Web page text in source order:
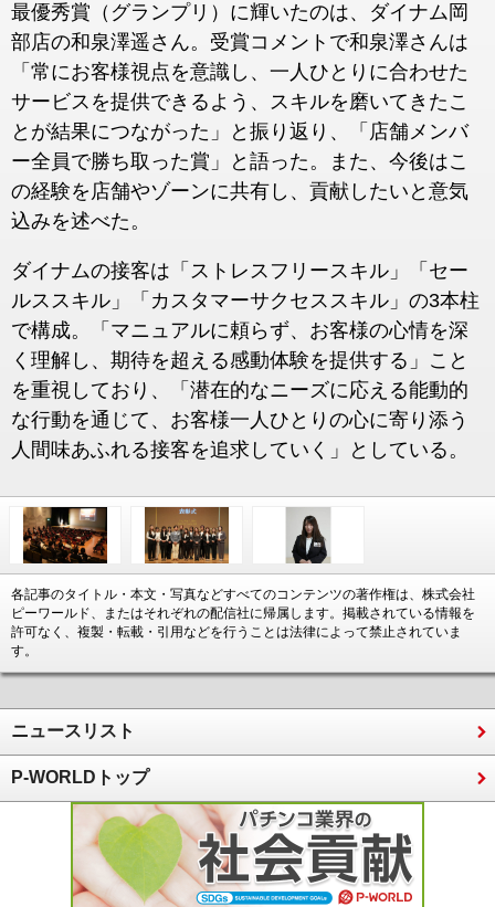
最優秀賞（グランプリ）に輝いたのは、ダイナム岡
部店の和泉澤遥さん。受賞コメントで和泉澤さんは
「常にお客様視点を意識し、一人ひとりに合わせた
サービスを提供できるよう、スキルを磨いてきたこ
とが結果につながった」と振り返り、「店舗メンバ
ー全員で勝ち取った賞」と語った。また、今後はこ
の経験を店舗やゾーンに共有し、貢献したいと意気
込みを述べた。
ダイナムの接客は「ストレスフリースキル」「セー
ルススキル」「カスタマーサクセススキル」の3本柱
で構成。「マニュアルに頼らず、お客様の心情を深
く理解し、期待を超える感動体験を提供する」こと
を重視しており、「潜在的なニーズに応える能動的
な行動を通じて、お客様一人ひとりの心に寄り添う
人間味あふれる接客を追求していく」としている。
各記事のタイトル・本文・写真などすべてのコンテンツの著作権は、株式会社
ピーワールド、またはそれぞれの配信社に帰属します。掲載されている情報を
許可なく、複製・転載・引用などを行うことは法律によって禁止されていま
す。
ニュースリスト
P-WORLDトップ